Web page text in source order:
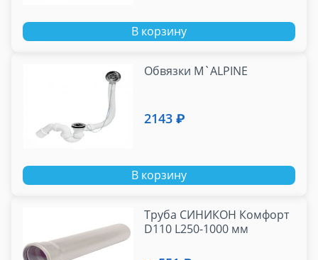
В корзину
Обвязки M`ALPINE
2143 ₽
В корзину
Труба СИНИКОН Комфорт
D110 L250-1000 мм